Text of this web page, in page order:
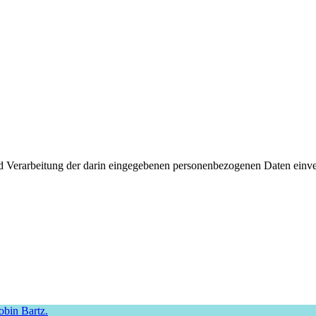
der darin eingegebenen personenbezogenen Daten